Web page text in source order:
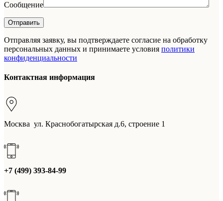
Сообщение
Отправляя заявку, вы подтверждаете согласие на обработку
персональных данных и принимаете условия политики
конфиденциальности
Контактная информация
Москва ул. Краснобогатырская д.6, строение 1
+7 (499) 393-84-99